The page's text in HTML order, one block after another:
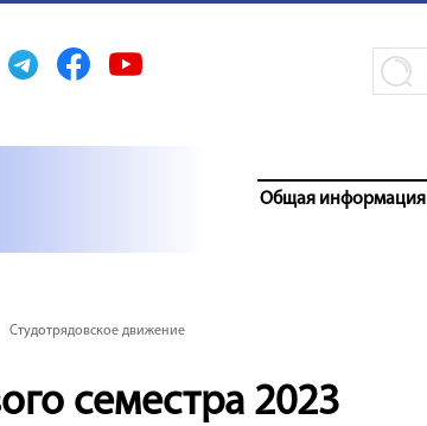
Общая информация
Студотрядовское движение
семестра 2023